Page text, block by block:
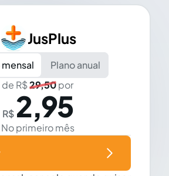
JusPlus
mensal
Plano anual
de R$29,50por
R$ 2,95
No primeiro mês